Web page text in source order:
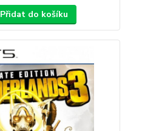
Přidat do košíku